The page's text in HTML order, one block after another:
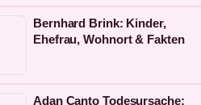
Bernhard Brink: Kinder,
Ehefrau, Wohnort & Fakten
Adan Canto Todesursache: